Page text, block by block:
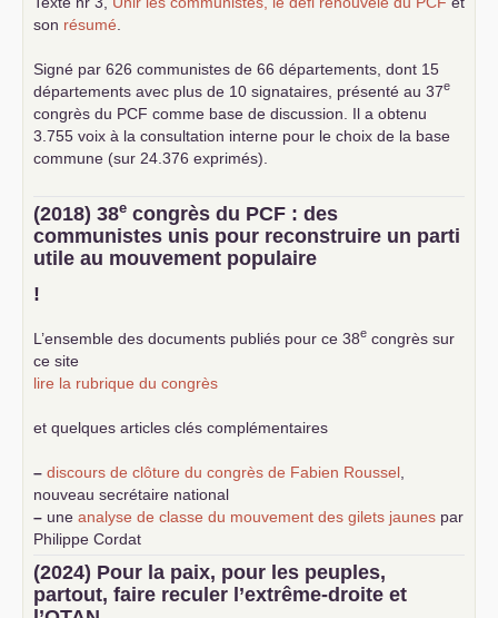
son résumé
Signé par 626 communistes de 66 départements, dont 15
départements avec plus de 10 signataires, présenté au 37e
congrès du PCF comme base de discussion. Il a obtenu
3.755 voix à la consultation interne pour le choix de la base
commune (sur 24.376 exprimés).
(2018) 38e congrès du PCF : des
communistes unis pour reconstruire un parti
utile au mouvement populaire
!
L’ensemble des documents publiés pour ce 38e congrès sur
ce site
lire la rubrique du congrès
et quelques articles clés complémentaires
– discours de clôture du congrès de Fabien Roussel
nouveau secrétaire national
– une analyse de classe du mouvement des gilets jaunes par
Philippe Cordat
–
un texte de Jean-Claude Delaunay
le marxisme est la
science sociale de notre temps
–un appel proposé aux partis communistes et ouvrier
(2024) Pour la paix, pour les peuples,
partout, faire reculer l’extrême-droite et